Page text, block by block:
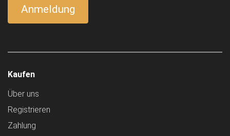
Kaufen
Über uns
Registrieren
Zahlung